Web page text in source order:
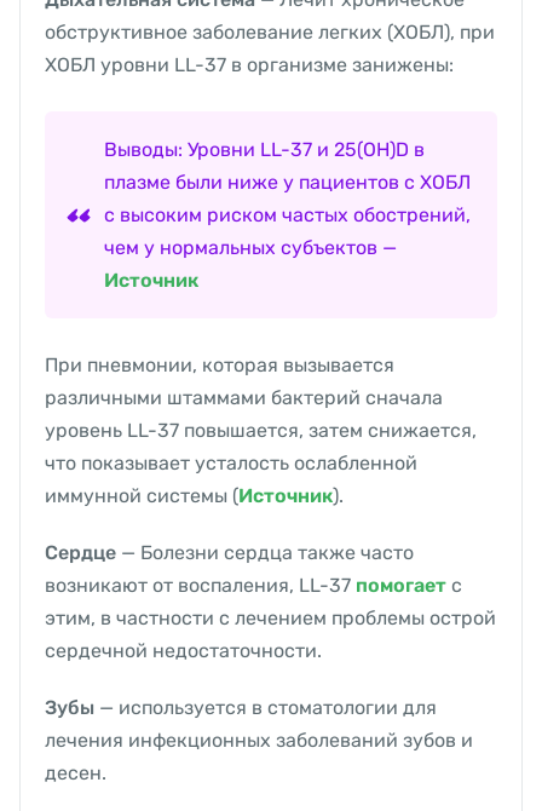
обструктивное заболевание легких (ХОБЛ), при
ХОБЛ уровни LL-37 в организме занижены:
Выводы: Уровни LL-37 и 25(OH)D в
плазме были ниже у пациентов с ХОБЛ
с высоким риском частых обострений,
чем у нормальных субъектов —
Источник
При пневмонии, которая вызывается
различными штаммами бактерий сначала
уровень LL-37 повышается, затем снижается,
что показывает усталость ослабленной
иммунной системы (Источник).
Сердце — Болезни сердца также часто
возникают от воспаления, LL-37 помогает с
этим, в частности с лечением проблемы острой
сердечной недостаточности.
Зубы — используется в стоматологии для
лечения инфекционных заболеваний зубов и
десен.